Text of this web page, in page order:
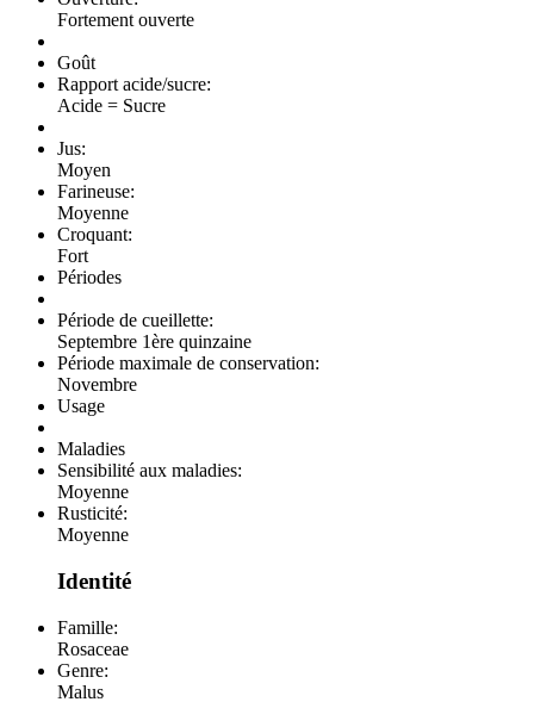
Fortement ouverte
Goût
Rapport acide/sucre:
Acide = Sucre
Jus:
Moyen
Farineuse:
Moyenne
Croquant:
Fort
Périodes
Période de cueillette:
Septembre 1ère quinzaine
Période maximale de conservation:
Novembre
Usage
Maladies
Sensibilité aux maladies:
Moyenne
Rusticité:
Moyenne
Identité
Famille:
Rosaceae
Genre:
Malus